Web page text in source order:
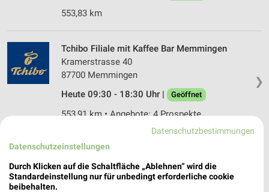
553,83 km
❯
Tchibo Filiale mit Kaffee Bar Memmingen
Kramerstrasse 40
87700 Memmingen
Heute 09:30 - 18:30 Uhr |
Geöffnet
553,91 km • Angebote: 4 Prospekte
Ernsting's family Memmingen
Kramerstraße 47
87700 Memmingen
Datenschutzbestimmungen
Datenschutzeinstellungen
Durch Klicken auf die Schaltfläche „Ablehnen“ wird die
Standardeinstellung nur für unbedingt erforderliche cookie
beibehalten.